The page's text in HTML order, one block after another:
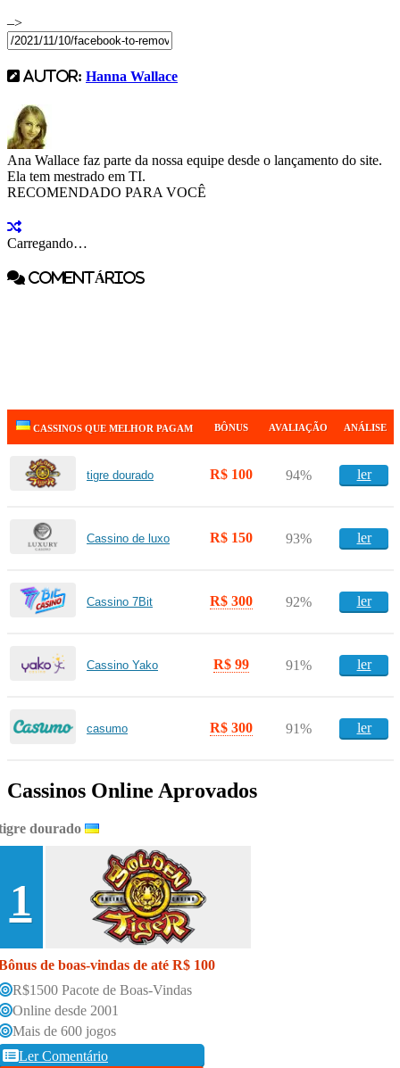
–>
AUTOR: Hanna Wallace
Ana Wallace faz parte da nossa equipe desde o lançamento do site.
Ela tem mestrado em TI.
RECOMENDADO PARA VOCÊ
Carregando…
COMENTÁRIOS
CASSINOS QUE MELHOR PAGAM BÔNUS AVALIAÇÃO ANÁLISE
tigre dourado R$ 100 94% ler
Cassino de luxo R$ 150 93% ler
Cassino 7Bit R$ 300 92% ler
Cassino Yako R$ 99 91% ler
casumo R$ 300 91% ler
Cassinos Online Aprovados
dourado
1
de boas-vindas de até R$ 100
R$1500 Pacote de Boas-Vindas
Online desde 2001
Mais de 600 jogos
Ler Comentário